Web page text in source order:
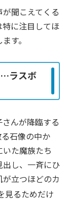
聞こえてくる
に注目してほ
す。
…ラスボ
んが降臨する
石像の中か
た魔族たち
し、一斉にひ
立つほどのカ
見るためだけ